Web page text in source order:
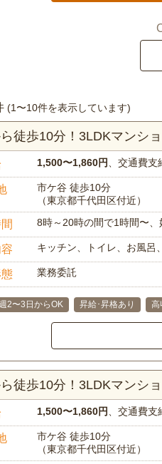
(1〜10件を表示しています)
徒歩10分！3LDKマンシ
1,500〜1,860円 、交通費
市ケ谷 徒歩10分
（東京都千代田区付近）
8時～20時の間で1時間〜
キッチン、トイレ、お風呂
業務委託
2〜3日からOK 昇給･昇格あり 高
徒歩10分！3LDKマンシ
1,500〜1,860円 、交通費
市ケ谷 徒歩10分
（東京都千代田区付近）